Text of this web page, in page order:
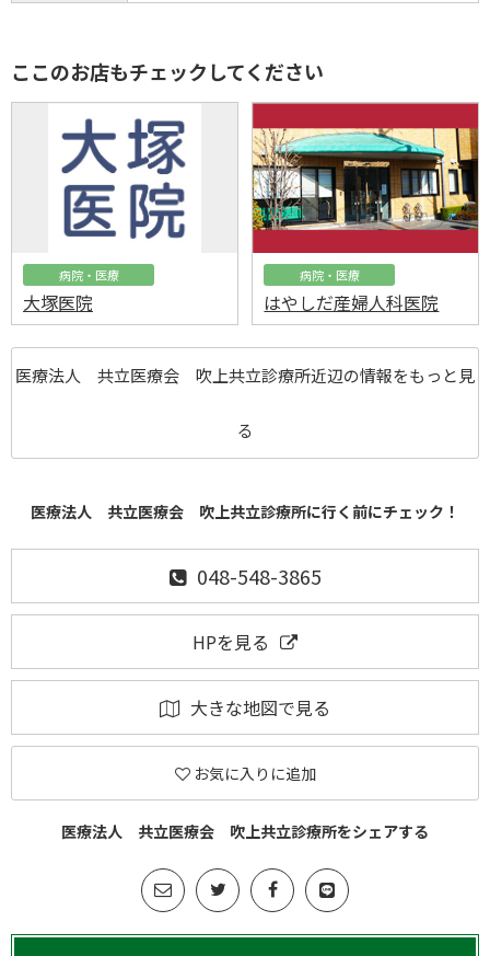
ここのお店もチェックしてください
病院・医療
大塚医院
病院・医療
はやしだ産婦人科医院
医療法人 共立医療会 吹上共立診療所近辺の情報をもっと見
る
医療法人 共立医療会 吹上共立診療所に行く前にチェック！
048-548-3865
HPを見る
大きな地図で見る
お気に入りに追加
医療法人 共立医療会 吹上共立診療所をシェアする